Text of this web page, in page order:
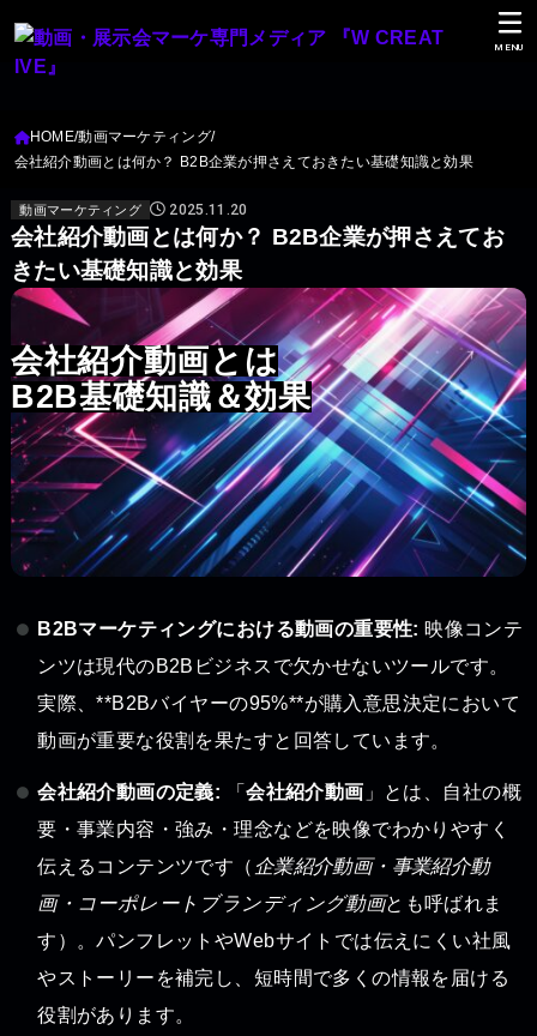
MENU
HOME 動画マーケティング
会社紹介動画とは何か？ B2B企業が押さえておきたい基礎知識と効果
動画マーケティング 2025.11.20
会社紹介動画とは何か？ B2B企業が押さえてお
きたい基礎知識と効果
会社紹介動画とは
B2B基礎知識＆効果
B2Bマーケティングにおける動画の重要性: 映像コンテ
ンツは現代のB2Bビジネスで欠かせないツールです。
実際、**B2Bバイヤーの95%**が購入意思決定において
動画が重要な役割を果たすと回答しています。
会社紹介動画の定義: 「会社紹介動画 」とは、自社の概
要・事業内容・強み・理念などを映像でわかりやすく
伝えるコンテンツです（ 企業紹介動画・事業紹介動
画・コーポレートブランディング動画とも呼ばれま
す）。パンフレットやWebサイトでは伝えにくい社風
やストーリーを補完し、短時間で多くの情報を届ける
役割があります。